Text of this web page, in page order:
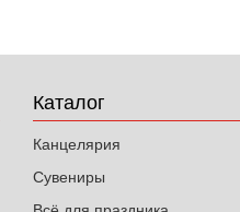
Каталог
Канцелярия
Сувениры